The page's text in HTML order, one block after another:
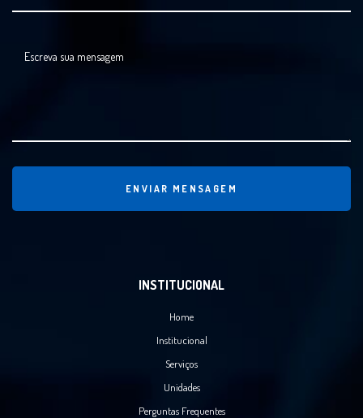
Escreva sua mensagem
ENVIAR MENSAGEM
INSTITUCIONAL
Home
Institucional
Serviços
Unidades
Perguntas Frequentes